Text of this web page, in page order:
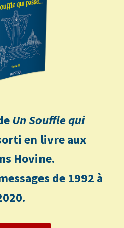
Un Souffle qui
en livre aux
Hovine.
de 1992 à